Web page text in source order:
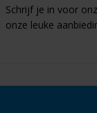
Schrijf je in voor
onze leuke